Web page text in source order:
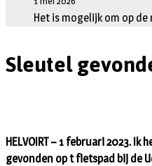
Het is mogelijk om op
Sleutel
HELVOIRT – 1 februari 2023.
gevonden op t fietspad bij de